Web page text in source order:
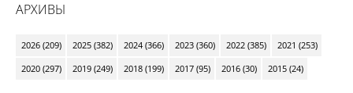
АРХИВЫ
2026 (209) 2025 (382) 2024 (366) 2023 (360) 2022 (385)
2021 (253)
2020 (297)
2019 (249) 2018 (199) 2017 (95) 2016 (30) 2015 (24)